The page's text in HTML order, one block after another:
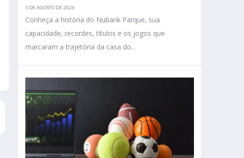
5 DE AGOSTO DE 2026
Conheça a história do Nubank Parque, sua
capacidade, recordes, títulos e os jogos que
marcaram a trajetória da casa do...